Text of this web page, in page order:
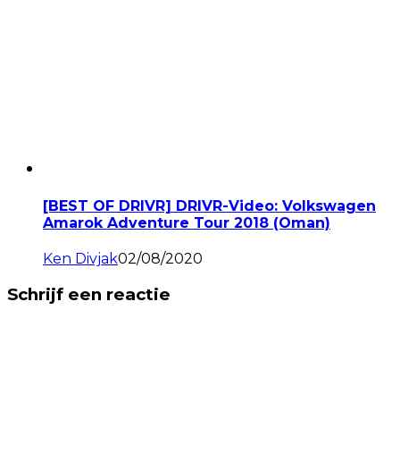
[BEST OF DRIVR] DRIVR-Video: Volkswagen
Amarok Adventure Tour 2018 (Oman)
Ken Divjak02/08/2020
Schrijf een reactie